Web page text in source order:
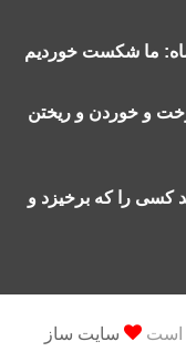
ما شکست خوردیم
و خوردن و ریختن
کسی را که برخیزد و
است سایت ساز